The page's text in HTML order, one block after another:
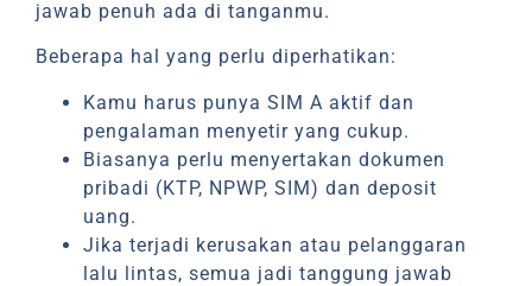
jawab penuh ada di tanganmu.
Beberapa hal yang perlu diperhatikan:
Kamu harus punya SIM A aktif dan
pengalaman menyetir yang cukup.
Biasanya perlu menyertakan dokumen
pribadi (KTP, NPWP, SIM) dan deposit
uang.
Jika terjadi kerusakan atau pelanggaran
lalu lintas, semua jadi tanggung jawab